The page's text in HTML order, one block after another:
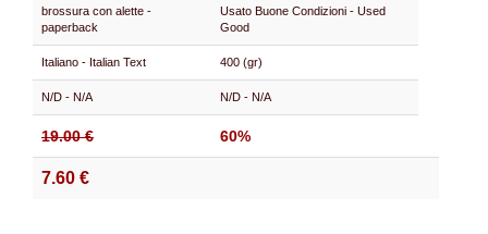
brossura con alette -
paperback
Usato Buone Condizioni - Used
Good
Italiano - Italian Text 400 (gr)
N/D - N/A N/D - N/A
19.00 € 60%
7.60 €